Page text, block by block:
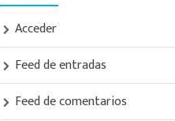
Acceder
Feed de entradas
Feed de comentarios